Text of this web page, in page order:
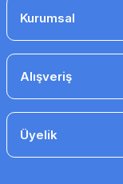
Kurumsal
Alışveriş
Üyelik